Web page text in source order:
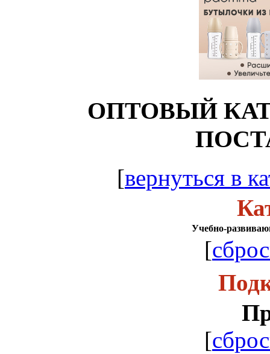
ОПТОВЫЙ
[вернуться в
Учебно-
[
[